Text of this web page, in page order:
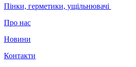
Пінки, герметики, ущільнювачі
Про нас
Новини
Контакти